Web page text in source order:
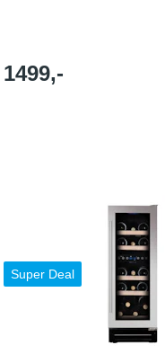
1499,-
Super Deal